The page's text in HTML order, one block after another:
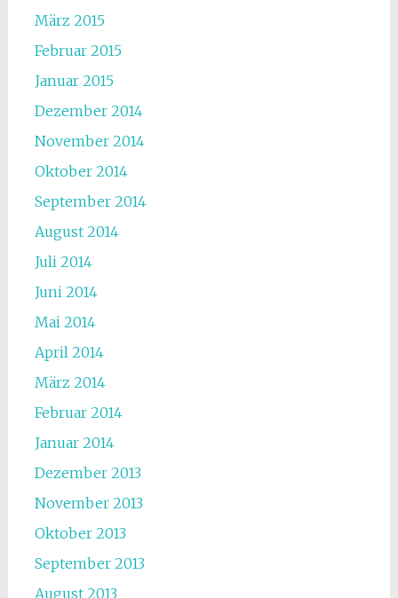
März 2015
Februar 2015
Januar 2015
Dezember 2014
November 2014
Oktober 2014
September 2014
August 2014
Juli 2014
Juni 2014
Mai 2014
April 2014
März 2014
Februar 2014
Januar 2014
Dezember 2013
November 2013
Oktober 2013
September 2013
August 2013